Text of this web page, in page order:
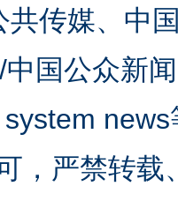
共传媒、中
国公众新
，严禁转